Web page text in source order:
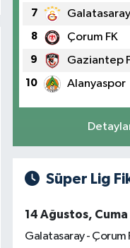
7 Galatasaray
8 Çorum FK
9 Gaziantep
10 Alanyaspor
Süper Lig
14 Ağustos, Cuma
Galatasaray - Çorum